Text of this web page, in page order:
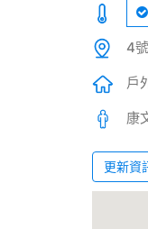
4
戶
康
更新資